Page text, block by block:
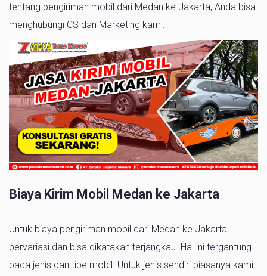
tentang pengiriman mobil dari Medan ke Jakarta, Anda bisa
menghubungi CS dan Marketing kami.
Biaya Kirim Mobil Medan ke Jakarta
Untuk biaya pengiriman mobil dari Medan ke Jakarta
bervariasi dan bisa dikatakan terjangkau. Hal ini tergantung
pada jenis dan tipe mobil. Untuk jenis sendiri biasanya kami